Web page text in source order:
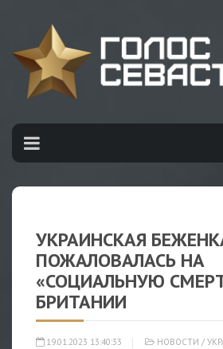
УКРАИНСКАЯ
ПОЖАЛОВАЛАСЬ НА
«СОЦИАЛЬНУЮ
БРИТАНИИ
19.01.2023 13:40:33 НОВОСТИ /